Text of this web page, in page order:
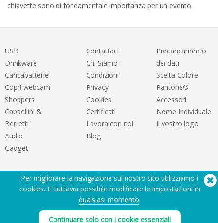
chiavette sono di fondamentale importanza per un evento.
USB
Drinkware
Caricabatterie
Copri webcam
Shoppers
Cappellini &
Berretti
Audio
Gadget
Contattaci
Chi Siamo
Condizioni
Privacy
Cookies
Certificati
Lavora con noi
Blog
Precaricamento
dei dati
Scelta Colore
Pantone®
Accessori
Nome Individuale
Il vostro logo
Hai bisogno di aiuto? Tel:(650) 938-3500 (US)
Per migliorare la navigazione sul nostro sito utilizziamo i
cookies. E' tuttavia possibile modificare le impostazioni in
qualsiasi momento.
Continuare solo con i cookie essenziali